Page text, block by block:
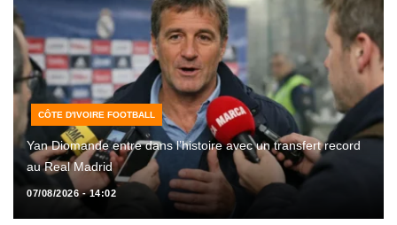
CÔTE D'IVOIRE FOOTBALL
Yan Diomande entre dans l’histoire avec un transfert record
au Real Madrid
07/08/2026 - 14:02